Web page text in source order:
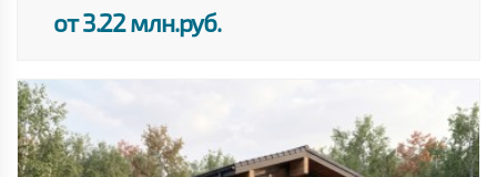
от 3.22 млн.руб.